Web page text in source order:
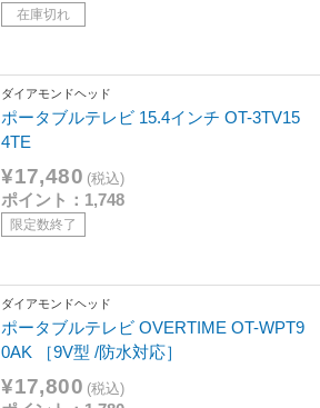
在庫切れ
ダイアモンドヘッド
ポータブルテレビ 15.4インチ OT-3TV15
4TE
¥17,480 (税込)
ポイント：1,748
限定数終了
ダイアモンドヘッド
ポータブルテレビ OVERTIME OT-WPT9
0AK ［9V型 /防水対応］
¥17,800 (税込)